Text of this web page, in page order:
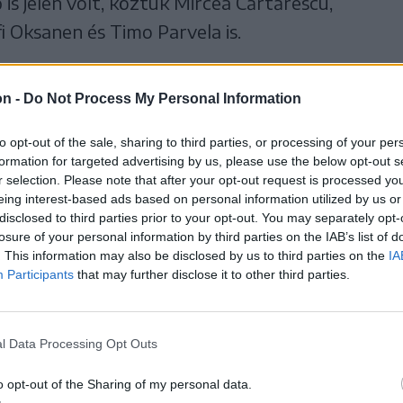
- Do Not Process My Personal Information
opt-out of the sale, sharing to third parties, or processing of your
for targeted advertising by us, please use the below opt-out
selection. Please note that after your opt-out request is processed
interest-based ads based on personal information utilized by us
to third parties prior to your opt-out. You may separately
of your personal information by third parties on the IAB’s list of
This information may also be disclosed by us to third parties on the
Participants that may further disclose it to other third parties.
Data Processing Opt Outs
opt-out of the Sharing of my personal data.
és Timo Parvela is.
38 standon közel 50
a fesztivál mintegy 120
kínált.
szerint törekedtek arra, hogy a
ez sikerült: minden korosztály szívesen